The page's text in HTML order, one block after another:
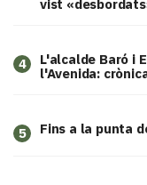
vist
4
L'alcalde Baró i
l'Avenida:
5 Fins a la punta